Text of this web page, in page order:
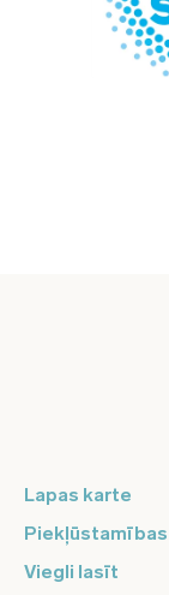
Lapas karte
Viegli lasīt